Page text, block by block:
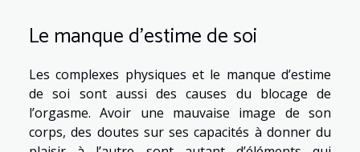
Le manque d’estime de soi
Les complexes physiques et le manque d’estime
de soi sont aussi des causes du blocage de
l’orgasme. Avoir une mauvaise image de son
corps, des doutes sur ses capacités à donner du